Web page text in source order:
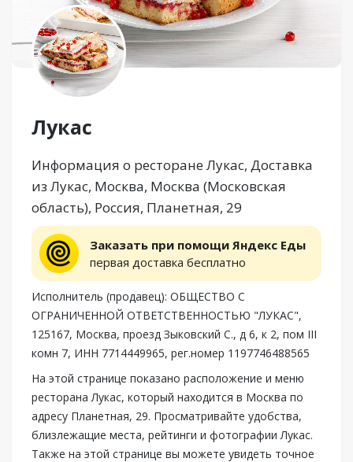
Лукас
Информация о ресторане Лукас, Доставка
из Лукас, Москва, Москва (Московская
область), Россия, Планетная, 29
Заказать при помощи Яндекс Еды
первая доставка бесплатно
Исполнитель (продавец): ОБЩЕСТВО С
ОГРАНИЧЕННОЙ ОТВЕТСТВЕННОСТЬЮ "ЛУКАС",
125167, Москва, проезд Зыковский С., д 6, к 2, пом III
комн 7, ИНН 7714449965, рег.номер 1197746488565
На этой странице показано расположение и меню
ресторана Лукас, который находится в Москва по
адресу Планетная, 29. Просматривайте удобства,
близлежащие места, рейтинги и фотографии Лукас.
Также на этой странице вы можете увидеть точное